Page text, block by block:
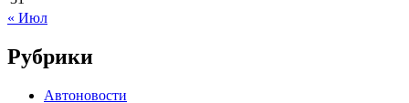
« Июл
Рубрики
Автоновости